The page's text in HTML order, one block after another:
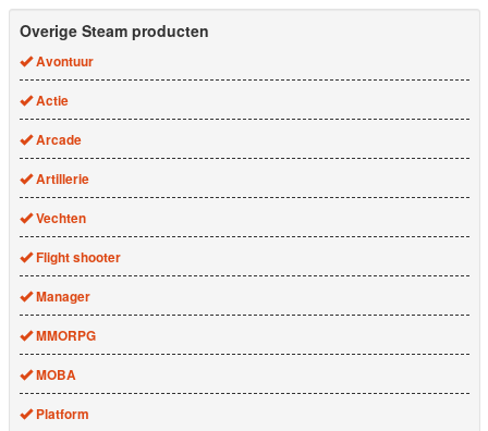
Overige Steam producten
Avontuur
Actie
Arcade
Artillerie
Vechten
Flight shooter
Manager
MMORPG
MOBA
Platform